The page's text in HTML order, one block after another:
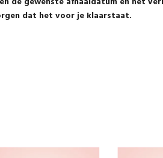
dat het voor je klaarstaat.